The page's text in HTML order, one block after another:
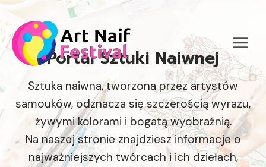
Przejdź
do
treści
Portal Sztuki Naiwnej
Sztuka naiwna, tworzona przez artystów
samouków, odznacza się szczerością wyrazu,
żywymi kolorami i bogatą wyobraźnią.
Na naszej stronie znajdziesz informacje o
najważniejszych twórcach i ich dziełach,